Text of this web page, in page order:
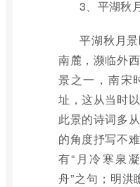
3、平湖秋
平湖秋月
南麓，濒临外
景之一，南宋
址，这从当时
此景的诗词多
的角度抒写不
有“月冷寒泉
舟”之句；明洪